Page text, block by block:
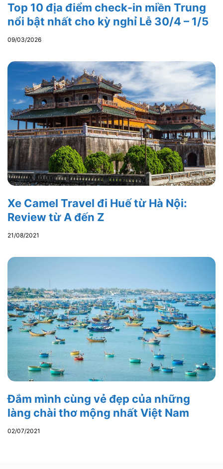
Top 10 địa điểm check-in miền Trung
nổi bật nhất cho kỳ nghỉ Lễ 30/4 – 1/5
09/03/2026
Xe Camel Travel đi Huế từ Hà Nội:
Review từ A đến Z
21/08/2021
Đắm mình cùng vẻ đẹp của những
làng chài thơ mộng nhất Việt Nam
02/07/2021